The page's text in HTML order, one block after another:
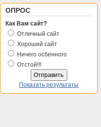
ОПРОС
Как Вам сайт?
Отличный сайт
Хороший сайт
Ничего осбенного
Отстой!!!
Показать результаты